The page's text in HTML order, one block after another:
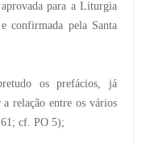
para a Liturgia
confirmada pela Santa
os prefácios, já
a relação entre os vários
cf. PO 5);